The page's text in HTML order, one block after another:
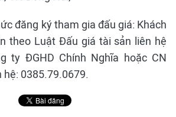
đăng ký tham gia đấu giá: Khách
theo Luật Đấu giá tài sản liên hệ
ty ĐGHD Chính Nghĩa hoặc CN
0385.79.0679.